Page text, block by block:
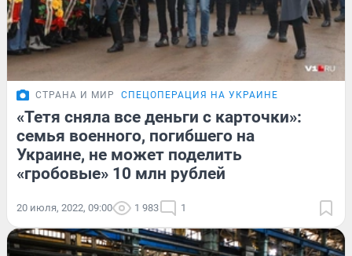
СТРАНА И МИР СПЕЦОПЕРАЦИЯ НА УКРАИНЕ
«Тетя сняла все деньги с карточки»:
семья военного, погибшего на
Украине, не может поделить
«гробовые» 10 млн рублей
20 июля, 2022, 09:00 1 983 1